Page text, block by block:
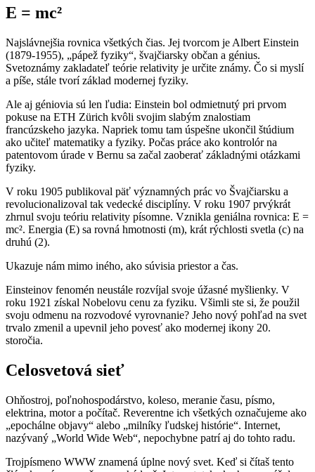
E = mc²
Najslávnejšia rovnica všetkých čias. Jej tvorcom je Albert Einstein
(1879-1955), „pápež fyziky“, švajčiarsky občan a génius.
Svetoznámy zakladateľ teórie relativity je určite známy. Čo si myslí
a píše, stále tvorí základ modernej fyziky.
Ale aj géniovia sú len ľudia: Einstein bol odmietnutý pri prvom
pokuse na ETH Zürich kvôli svojim slabým znalostiam
francúzskeho jazyka. Napriek tomu tam úspešne ukončil štúdium
ako učiteľ matematiky a fyziky. Počas práce ako kontrolór na
patentovom úrade v Bernu sa začal zaoberať základnými otázkami
fyziky.
V roku 1905 publikoval päť významných prác vo Švajčiarsku a
revolucionalizoval tak vedecké disciplíny. V roku 1907 prvýkrát
zhrnul svoju teóriu relativity písomne. Vznikla geniálna rovnica: E =
mc². Energia (E) sa rovná hmotnosti (m), krát rýchlosti svetla (c) na
druhú (2).
Ukazuje nám mimo iného, ako súvisia priestor a čas.
Einsteinov fenomén neustále rozvíjal svoje úžasné myšlienky. V
roku 1921 získal Nobelovu cenu za fyziku. Všimli ste si, že použil
svoju odmenu na rozvodové vyrovnanie? Jeho nový pohľad na svet
trvalo zmenil a upevnil jeho povesť ako modernej ikony 20.
storočia.
Celosvetová sieť
Ohňostroj, poľnohospodárstvo, koleso, meranie času, písmo,
elektrina, motor a počítač. Reverentne ich všetkých označujeme ako
„epochálne objavy“ alebo „milníky ľudskej histórie“. Internet,
nazývaný „World Wide Web“, nepochybne patrí aj do tohto radu.
Trojpísmeno WWW znamená úplne nový svet. Keď si čítaš tento